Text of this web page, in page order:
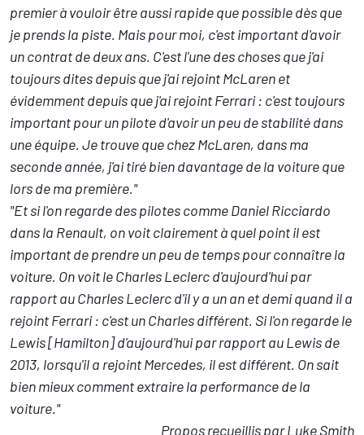
premier à vouloir être aussi rapide que possible dès que
je prends la piste. Mais pour moi, c'est important d'avoir
un contrat de deux ans. C'est l'une des choses que j'ai
toujours dites depuis que j'ai rejoint McLaren et
évidemment depuis que j'ai rejoint Ferrari : c'est toujours
important pour un pilote d'avoir un peu de stabilité dans
une équipe. Je trouve que chez McLaren, dans ma
seconde année, j'ai tiré bien davantage de la voiture que
lors de ma première."
"Et si l'on regarde des pilotes comme Daniel Ricciardo
dans la Renault, on voit clairement à quel point il est
important de prendre un peu de temps pour connaître la
voiture. On voit le Charles Leclerc d'aujourd'hui par
rapport au Charles Leclerc d'il y a un an et demi quand il a
rejoint Ferrari : c'est un Charles différent. Si l'on regarde le
Lewis [Hamilton] d'aujourd'hui par rapport au Lewis de
2013, lorsqu'il a rejoint Mercedes, il est différent. On sait
bien mieux comment extraire la performance de la
voiture."
Propos recueillis par Luke Smith